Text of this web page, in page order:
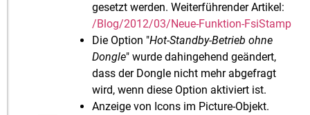
gesetzt werden. Weiterführender Artikel:
/Blog/2012/03/Neue-Funktion-FsiStamp
Die Option "Hot-Standby-Betrieb ohne
Dongle" wurde dahingehend geändert,
dass der Dongle nicht mehr abgefragt
wird, wenn diese Option aktiviert ist.
Anzeige von Icons im Picture-Objekt.